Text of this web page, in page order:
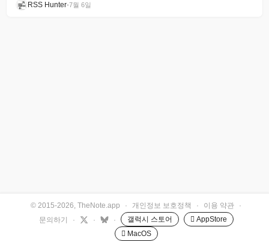
RSS Hunter•7월 6일
© 2015-2026, TheNote.app · 개인정보 보호정책 · 이용 약관
·
문의하기
· · · 갤럭시 스토어
 AppStore
 MacOS